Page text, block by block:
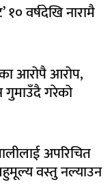
१० वर्षदेखि नारामै
आरोपै आरोप,
गुमाउँदै गरेको
अपरिचित
वस्तु नल्याउन